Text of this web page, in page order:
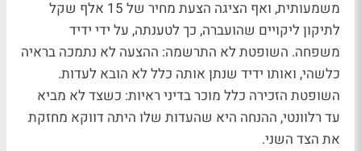
משמעותית, ואף הציגה הצעת מחיר של 15 אלף שקל
לתיקון ליקויים שהועברה, כך לטענתה, על ידי ידיד
משפחה. השופטת לא התרשמה: ההצעה לא נתמכה בראיה
כלשהי, ואותו ידיד שנתן אותה כלל לא הובא לעדות.
השופטת הזכירה כלל מוכר בדיני ראיות: כשצד לא מביא
עד רלוונטי, ההנחה היא שהעדות שלו היתה דווקא מחזקת
את הצד השני.